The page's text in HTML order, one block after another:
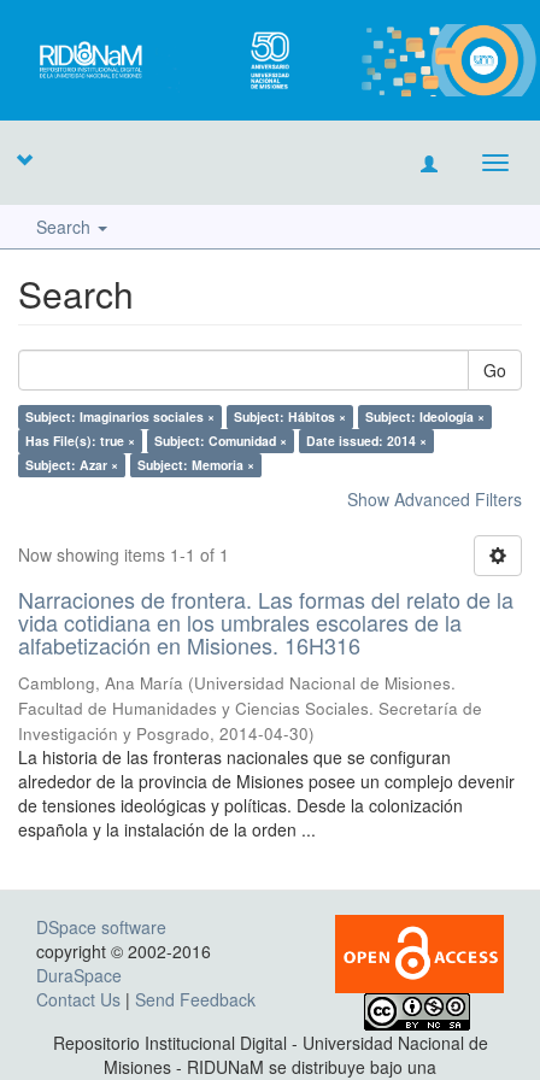
Search
Search
Go
Subject: Imaginarios sociales × Subject: Hábitos ×
Subject: Ideología ×
Has File(s): true ×
Subject: Comunidad ×
Date issued: 2014 ×
Subject: Azar ×
Subject: Memoria ×
Show Advanced Filters
Now showing items 1-1 of 1
Narraciones de frontera. Las formas del relato de la
vida cotidiana en los umbrales escolares de la
alfabetización en Misiones. 16H316
Camblong, Ana María (Universidad Nacional de Misiones.
Facultad de Humanidades y Ciencias Sociales. Secretaría de
Investigación y Posgrado, 2014-04-30)
La historia de las fronteras nacionales que se configuran
alrededor de la provincia de Misiones posee un complejo devenir
de tensiones ideológicas y políticas. Desde la colonización
española y la instalación de la orden ...
DSpace software
copyright © 2002-2016
DuraSpace
Contact Us | Send Feedback
Repositorio Institucional Digital - Universidad Nacional de
Misiones - RIDUNaM se distribuye bajo una